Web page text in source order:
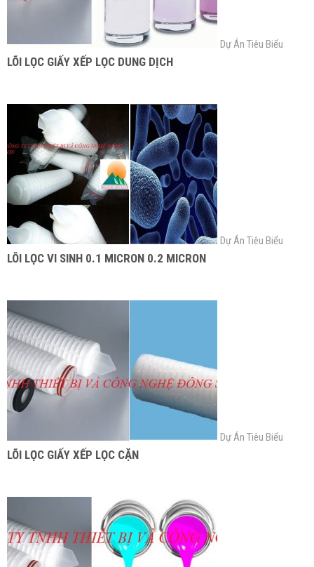
Dự Án Tiêu Biểu
LÕI LỌC GIẤY XẾP LỌC DUNG DỊCH
Dự Án Tiêu Biểu
LÕI LỌC VI SINH 0.1 MICRON 0.2 MICRON
Dự Án Tiêu Biểu
LÕI LỌC GIẤY XẾP LỌC CẶN